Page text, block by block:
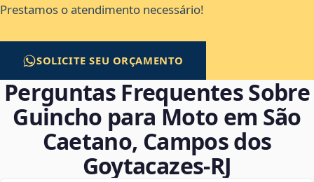
Prestamos o atendimento necessário!
SOLICITE SEU ORÇAMENTO
Perguntas Frequentes Sobre
Guincho para Moto em São
Caetano, Campos dos
Goytacazes‑RJ